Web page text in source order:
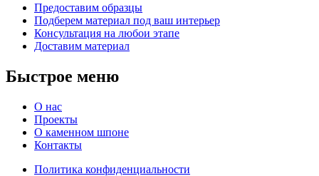
Предоставим образцы
Подберем материал под ваш интерьер
Консультация на любои этапе
Доставим материал
Быстрое меню
О нас
Проекты
О каменном шпоне
Контакты
Политика конфиденциальности